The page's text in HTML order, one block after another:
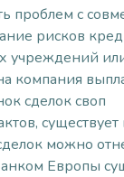
проблем с
рисков
учреждений
компания
сделок своп
можно
Европы